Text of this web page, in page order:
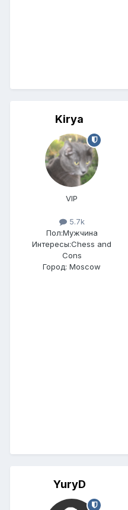
Kirya
VIP
5.7k
Пол:Мужчина
Интересы:Chess and
Cons
Город: Moscow
YuryD